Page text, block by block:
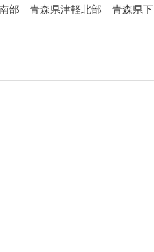
部 青森県津軽北部 青森県下